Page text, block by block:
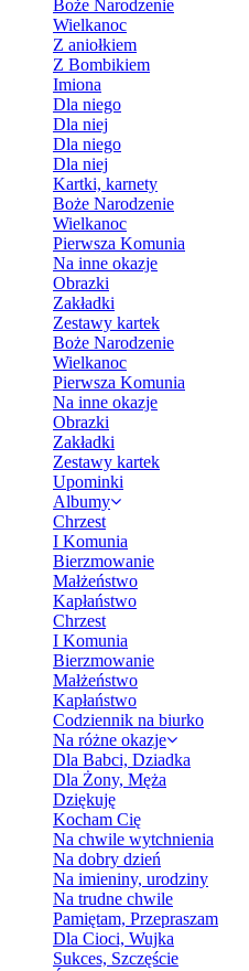
Boże Narodzenie
Wielkanoc
Z aniołkiem
Z Bombikiem
Imiona
Dla niego
Dla niej
Dla niego
Dla niej
Kartki, karnety
Boże Narodzenie
Wielkanoc
Pierwsza Komunia
Na inne okazje
Obrazki
Zakładki
Zestawy kartek
Boże Narodzenie
Wielkanoc
Pierwsza Komunia
Na inne okazje
Obrazki
Zakładki
Zestawy kartek
Upominki
Albumy
Chrzest
I Komunia
Bierzmowanie
Małżeństwo
Kapłaństwo
Chrzest
I Komunia
Bierzmowanie
Małżeństwo
Kapłaństwo
Codziennik na biurko
Na różne okazje
Dla Babci, Dziadka
Dla Żony, Męża
Dziękuję
Kocham Cię
Na chwile wytchnienia
Na dobry dzień
Na imieniny, urodziny
Na trudne chwile
Pamiętam, Przepraszam
Dla Cioci, Wujka
Sukces, Szczęście